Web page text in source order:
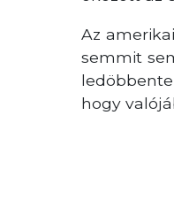
Az
semmit
hogy